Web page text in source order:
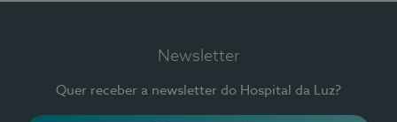
Newsletter
Quer receber a newsletter do Hospital da Luz?